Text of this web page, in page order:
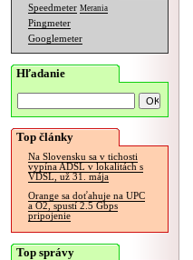
Speedmeter Merania
Pingmeter
Googlemeter
Hľadanie
Top články
Na Slovensku sa v tichosti
vypína ADSL v lokalitách s
VDSL, už 31. mája
Orange sa doťahuje na UPC
a O2, spustí 2.5 Gbps
pripojenie
Top správy